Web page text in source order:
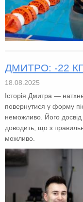
ДМИТРО: -22
18.08.2025
Історія Дмитра —
повернутися у форму
неможливо. Його досвід
доводить, що з
можливо.